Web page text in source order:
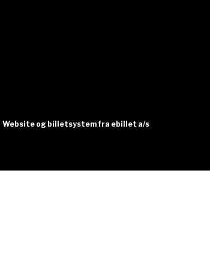
Website og billetsystem fra ebillet a/s